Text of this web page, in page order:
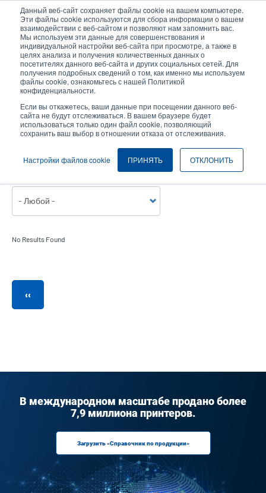
Данный веб-сайт сохраняет файлы cookie на вашем компьютере.
Эти файлы cookie используются для сбора информации о вашем
взаимодействии с веб-сайтом и позволяют нам запомнить вас.
Мы используем эти данные для совершенствования и
индивидуальной настройки веб-сайта при просмотре, а также в
целях анализа и получения количественных данных о
посетителях данного веб-сайта и других социальных сетей. Для
получения подробных сведений о том, как именно мы используем
файлы cookie, ознакомьтесь с нашей Политикой
конфиденциальности.
Если вы откажетесь, ваши данные при посещении данного веб-
сайта не будут отслеживаться. В вашем браузере будет
использоваться только один файл cookie, позволяющий
сохранить ваш выбор в отношении отказа от отслеживания.
Настройки файлов cookie ПРИНЯТЬ ОТКЛОНИТЬ
основному
содержанию
User
account
menu
User
Header
Селектор изделий
Связаться с отделом продаж
Наша продукция и решения универсальны и могут использоваться во
многих отраслях и сферах деятельности во всех странах
мира. Ознакомьтесь с нашей коллекцией историй успеха и узнайте
больше о том, какие инновационные решения в области создания
этикеток со штрихкодом мы предлагаем своим заказчикам.
No Results Found
страниц
Предыдущая
страница
‹‹
В международном масштабе продано более
7,9 миллиона принтеров.
Загрузить «Справочник по продукции»